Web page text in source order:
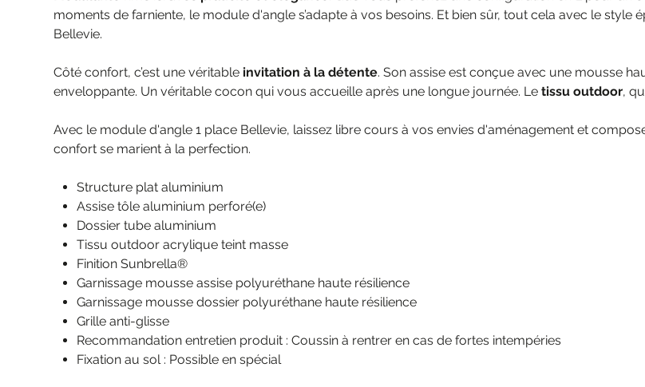
moments de farniente, le module d'angle s’adapte à vos besoins. Et bien sûr, tout cela avec le
Bellevie.
Côté confort, c’est une véritable invitation à la détente. Son assise est conçue avec une mousse
enveloppante. Un véritable cocon qui vous accueille après une longue journée. Letissu outdoor,
Avec le module d'angle 1 place Bellevie, laissez libre cours à vos envies d'aménagement et
confort se marient à la perfection.
Structure plat aluminium
Assise tôle aluminium perforé(e)
Dossier tube aluminium
Tissu outdoor acrylique teint masse
Finition Sunbrella®
Garnissage mousse assise polyuréthane haute résilience
Garnissage mousse dossier polyuréthane haute résilience
Grille anti-glisse
Recommandation entretien produit : Coussin à rentrer en cas de fortes intempéries
Fixation au sol : Possible en spécial